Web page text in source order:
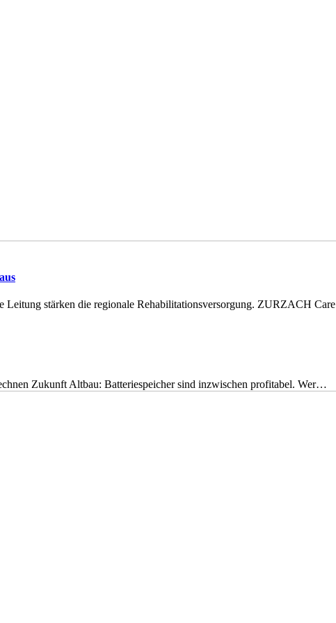
Leitung stärken die regionale Rehabilitationsversorgung. ZURZACH
Zukunft Altbau: Batteriespeicher sind inzwischen profitabel. Wer…